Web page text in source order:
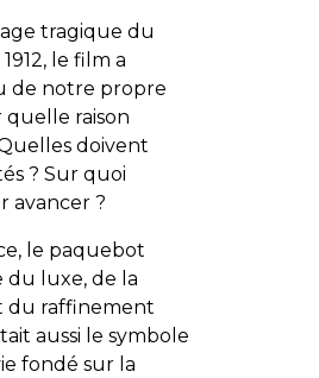
tragique du
le film a
de notre propre
quelle raison
doivent
? Sur quoi
avancer ?
le paquebot
du luxe, de la
du raffinement
aussi le symbole
fondé sur la